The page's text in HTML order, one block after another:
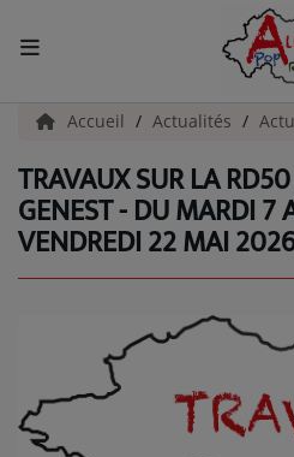
ACCUEIL
Actualités
INFOS - ALLIER
INFOS POP ROCK
La Radio
Accueil Actualités
TRAVAUX SUR LA
GENEST - DU MARDI 7
VENDREDI 22 MAI